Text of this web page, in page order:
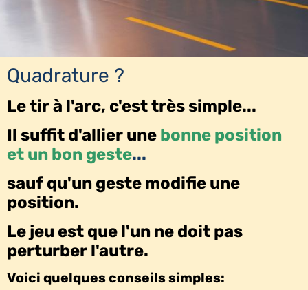
Quadrature ?
Le tir à l'arc, c'est très simple...
Il suffit d'allier une bonne position
et un bon geste...
sauf qu'un geste modifie une
position.
Le jeu est que l'un ne doit pas
perturber l'autre.
Voici quelques conseils simples: